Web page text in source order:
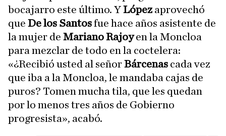
bocajarro este último. YLópezaprovechó
que De los Santosfue hace años asistente de
la mujer de Mariano Rajoyen la Moncloa
para mezclar de todo en la coctelera:
«¿Recibió usted al señorBárcenas cada vez
que iba a la Moncloa, le mandaba cajas de
puros? Tomen mucha tila, que les quedan
por lo menos tres años de Gobierno
progresista», acabó.